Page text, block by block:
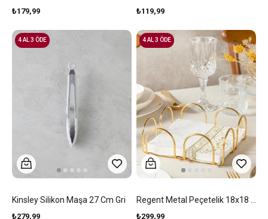
₺179,99 ₺119,99
Kinsley Silikon Maşa 27 Cm Gri
₺279,99
4 AL 3 ÖDE
₺299,99
4 AL 3 ÖDE